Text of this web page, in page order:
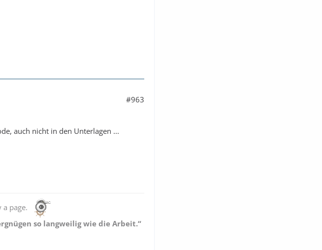
#963
auch nicht in den Unterlagen ...
page.
so langweilig wie die Arbeit.“